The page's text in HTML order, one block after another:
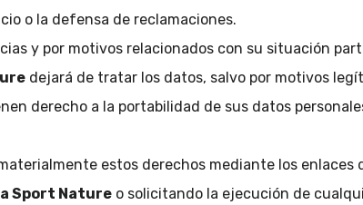
o la defensa de reclamaciones.
y por motivos relacionados con su situación
dejará de tratar los datos, salvo por motivos
derecho a la portabilidad de sus datos
estos derechos mediante los
Sport Nature o solicitando la ejecución de